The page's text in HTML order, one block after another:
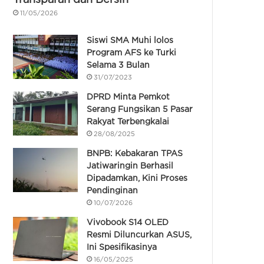
11/05/2026
Siswi SMA Muhi lolos
Program AFS ke Turki
Selama 3 Bulan
31/07/2023
DPRD Minta Pemkot
Serang Fungsikan 5 Pasar
Rakyat Terbengkalai
28/08/2025
BNPB: Kebakaran TPAS
Jatiwaringin Berhasil
Dipadamkan, Kini Proses
Pendinginan
10/07/2026
Vivobook S14 OLED
Resmi Diluncurkan ASUS,
Ini Spesifikasinya
16/05/2025